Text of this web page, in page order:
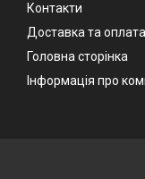
Контакти
Доставка та оплата
Головна сторінка
Інформація про